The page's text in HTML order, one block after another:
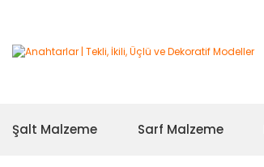
Şalt Malzeme Sarf Malzeme